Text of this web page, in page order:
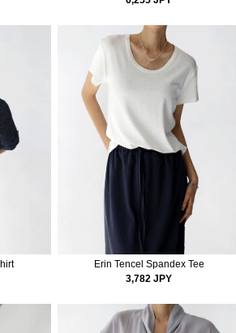
Erin Tencel Spandex Tee
3,782 JPY